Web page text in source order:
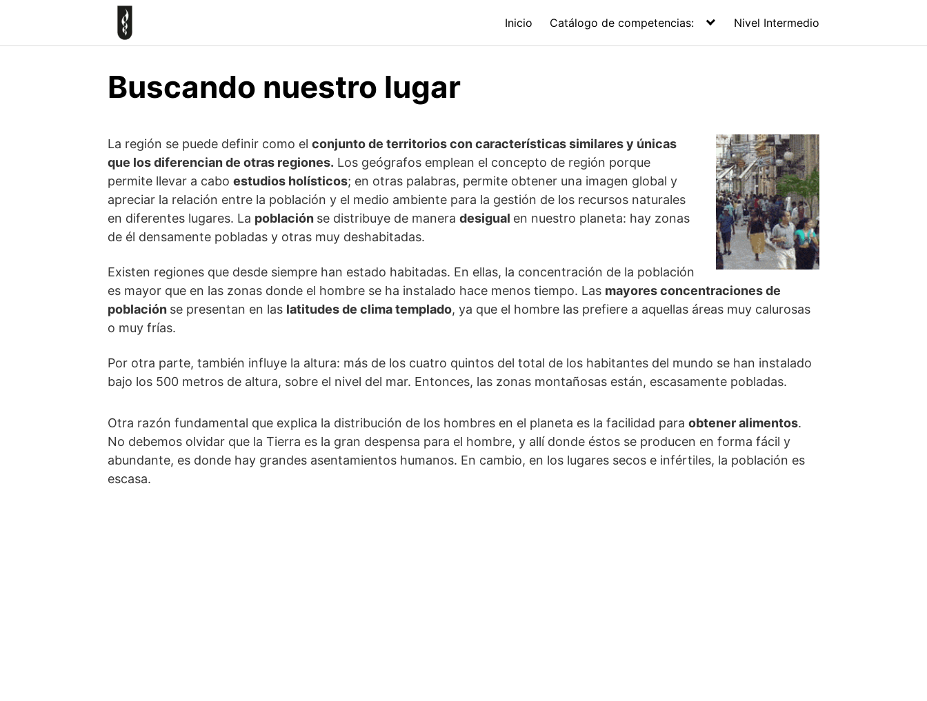
Inicio Catálogo de competencias: Nivel Intermedio
Buscando nuestro lugar
La región se puede definir como el conjunto de territorios con características similares y únicas
que los diferencian de otras regiones. Los geógrafos emplean el concepto de región porque
permite llevar a cabo estudios holísticos; en otras palabras, permite obtener una imagen global y
apreciar la relación entre la población y el medio ambiente para la gestión de los recursos naturales
en diferentes lugares. La población se distribuye de manera desigual en nuestro planeta: hay zonas
de él densamente pobladas y otras muy deshabitadas.
Existen regiones que desde siempre han estado habitadas. En ellas, la concentración de la población
es mayor que en las zonas donde el hombre se ha instalado hace menos tiempo. Las mayores concentraciones de
población se presentan en las latitudes de clima templado, ya que el hombre las prefiere a aquellas áreas muy calurosas
o muy frías.
Por otra parte, también influye la altura: más de los cuatro quintos del total de los habitantes del mundo se han instalado
bajo los 500 metros de altura, sobre el nivel del mar. Entonces, las zonas montañosas están, escasamente pobladas.
Otra razón fundamental que explica la distribución de los hombres en el planeta es la facilidad para obtener alimentos.
No debemos olvidar que la Tierra es la gran despensa para el hombre, y allí donde éstos se producen en forma fácil y
abundante, es donde hay grandes asentamientos humanos. En cambio, en los lugares secos e infértiles, la población es
escasa.